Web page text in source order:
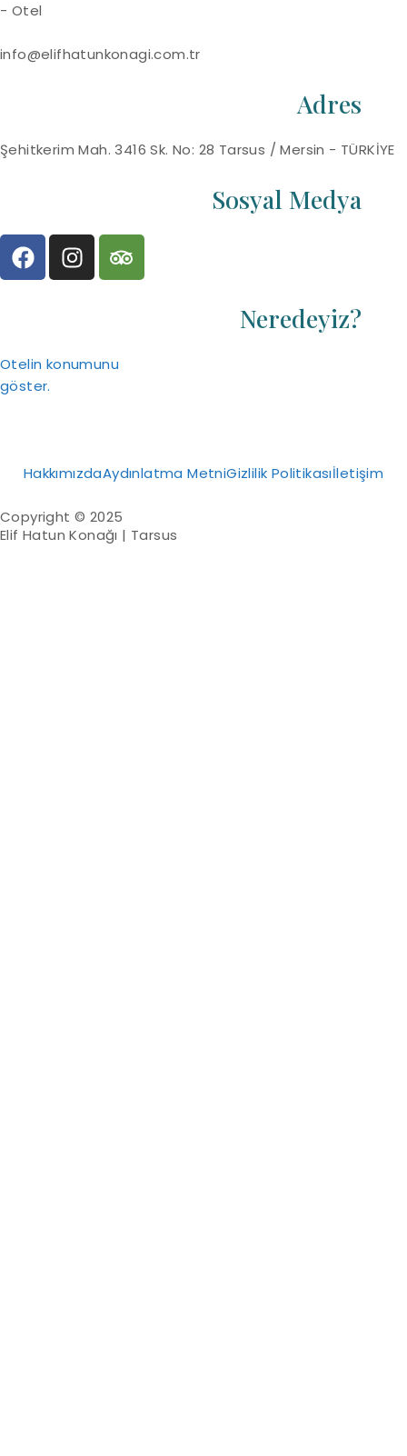
- Otel
info@elifhatunkonagi.com.tr
Adres
Şehitkerim Mah. 3416 Sk. No: 28 Tarsus / Mersin - TÜRKİYE
Sosyal Medya
Neredeyiz?
Otelin konumunu
göster.
HakkımızdaAydınlatma MetniGizlilik Politikasıİletişim
Copyright © 2025
Elif Hatun Konağı | Tarsus